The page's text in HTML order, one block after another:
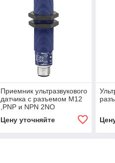
Приемник ультразвукового
датчика с разъемом М12
,PNP и NPN 2NO
Цену уточняйте